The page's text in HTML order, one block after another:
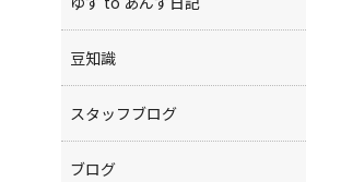
豆知識
スタッフブログ
ブログ